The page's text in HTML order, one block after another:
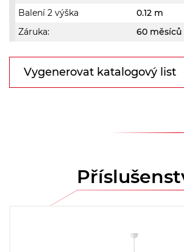
Balení 2 výška
0.12 m
Záruka:
60 měsíců
Vygenerovat katalogový list